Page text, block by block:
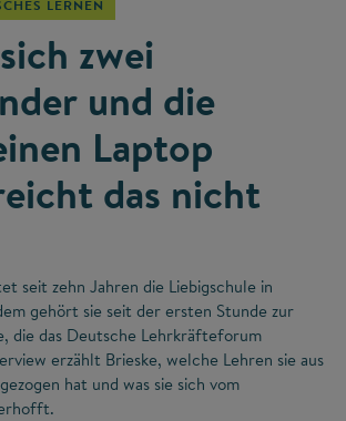
LERNEN
zwei
und die
Laptop
das nicht
seit zehn Jahren die Liebigschule in
gehört sie seit der ersten Stunde zur
die das Deutsche Lehrkräfteforum
erzählt Brieske, welche Lehren sie aus
hat und was sie sich vom